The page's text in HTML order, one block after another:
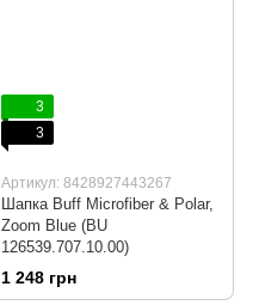
3
3
Артикул: 8428927443267
Шапка Buff Microfiber & Polar,
Zoom Blue (BU
126539.707.10.00)
1 248 грн